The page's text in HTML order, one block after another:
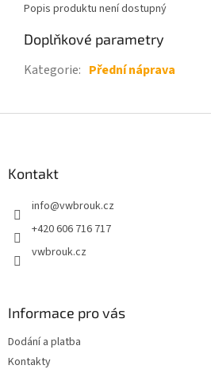
Popis produktu není dostupný
Doplňkové parametry
Kategorie: Přední náprava
Kontakt
info@vwbrouk.cz
+420 606 716 717
vwbrouk.cz
Informace pro vás
Dodání a platba
Kontakty